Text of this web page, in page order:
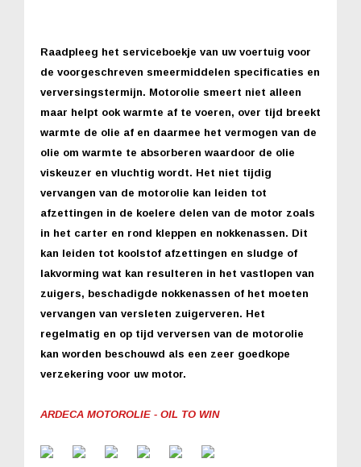
Raadpleeg het serviceboekje van uw voertuig voor
de voorgeschreven smeermiddelen specificaties en
verversingstermijn. Motorolie smeert niet alleen
maar helpt ook warmte af te voeren, over tijd breekt
warmte de olie af en daarmee het vermogen van de
olie om warmte te absorberen waardoor de olie
viskeuzer en vluchtig wordt. Het niet tijdig
vervangen van de motorolie kan leiden tot
afzettingen in de koelere delen van de motor zoals
in het carter en rond kleppen en nokkenassen. Dit
kan leiden tot koolstof afzettingen en sludge of
lakvorming wat kan resulteren in het vastlopen van
zuigers, beschadigde nokkenassen of het moeten
vervangen van versleten zuigerveren. Het
regelmatig en op tijd verversen van de motorolie
kan worden beschouwd als een zeer goedkope
verzekering voor uw motor.
ARDECA MOTOROLIE - OIL TO WIN